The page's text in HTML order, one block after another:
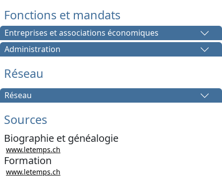
Fonctions et mandats
Entreprises et associations économiques
Administration
Réseau
Réseau
Sources
Biographie et généalogie
www.letemps.ch
Formation
www.letemps.ch